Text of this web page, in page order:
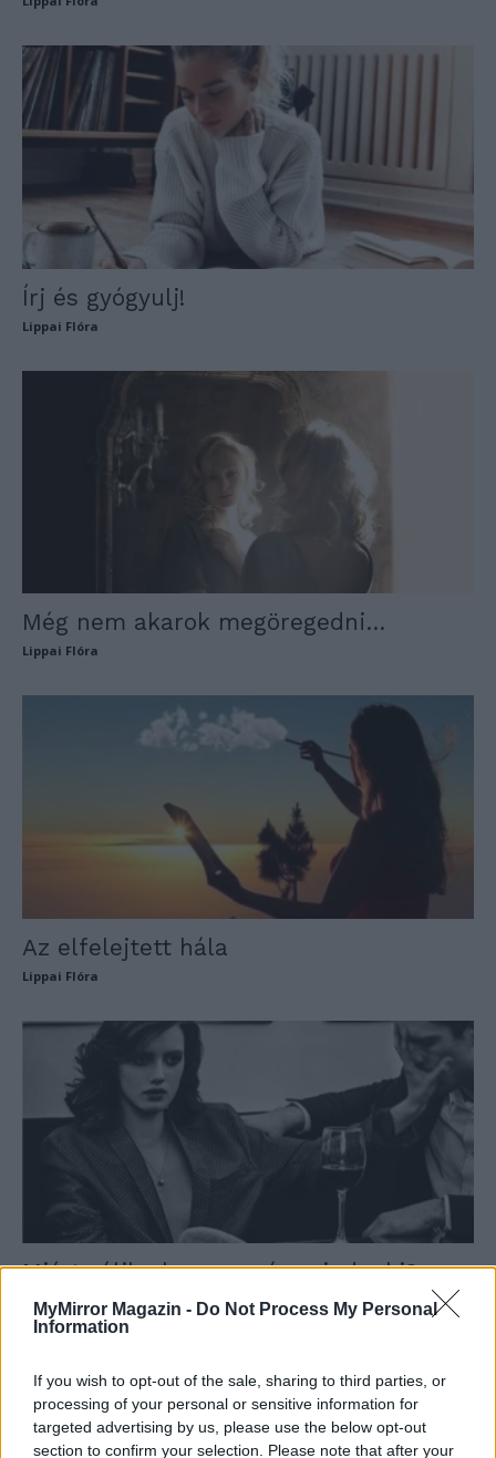
MyMirror Magazin - Do Not Process My Personal
Information
If you wish to opt-out of the sale, sharing to third parties, or
processing of your personal or sensitive information for
targeted advertising by us, please use the below opt-out
section to confirm your selection. Please note that after your
Írj és gyógyulj!
Lippai Flóra
Még nem akarok megöregedni…
Lippai Flóra
Az elfelejtett hála
Lippai Flóra
Miért válik el manapság mindenki?
Vagy majdnem.
Lippai Flóra